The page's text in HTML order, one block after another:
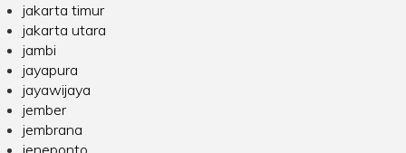
jakarta timur
jakarta utara
jambi
jayapura
jayawijaya
jember
jembrana
jeneponto